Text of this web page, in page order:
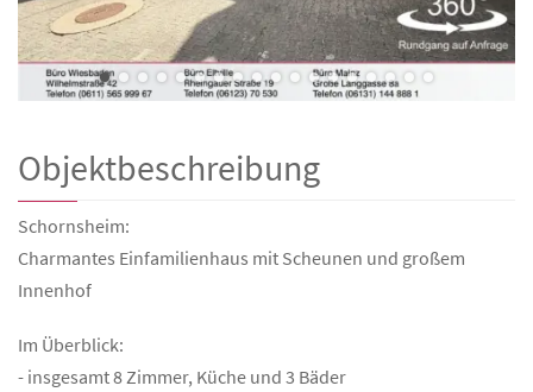
Objektbeschreibung
Schornsheim:
Charmantes Einfamilienhaus mit Scheunen und großem
Innenhof
Im Überblick:
- insgesamt 8 Zimmer, Küche und 3 Bäder